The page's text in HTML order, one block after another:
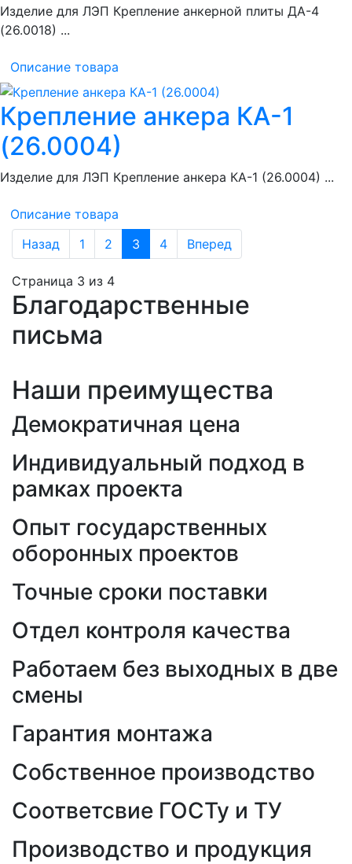
Изделие для ЛЭП Крепление анкерной плиты ДА-4
(26.0018) ...
Описание товара
Крепление анкера КА-1
(26.0004)
Изделие для ЛЭП Крепление анкера КА-1 (26.0004) ...
Описание товара
Назад
1 2 3 4 Вперед
Страница 3 из 4
Благодарственные
письма
Наши преимущества
Демократичная цена
Индивидуальный подход в
рамках проекта
Опыт государственных
оборонных проектов
Точные сроки поставки
Отдел контроля качества
Работаем без выходных в две
смены
Гарантия монтажа
Собственное производство
Соответсвие ГОСТу и ТУ
Производство и продукция